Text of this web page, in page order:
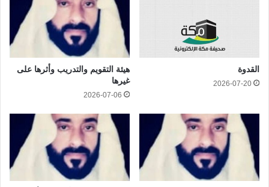
القدوة
2026-07-20
هيئة التقويم والتدريب وأثرها على
غيرها
2026-07-06